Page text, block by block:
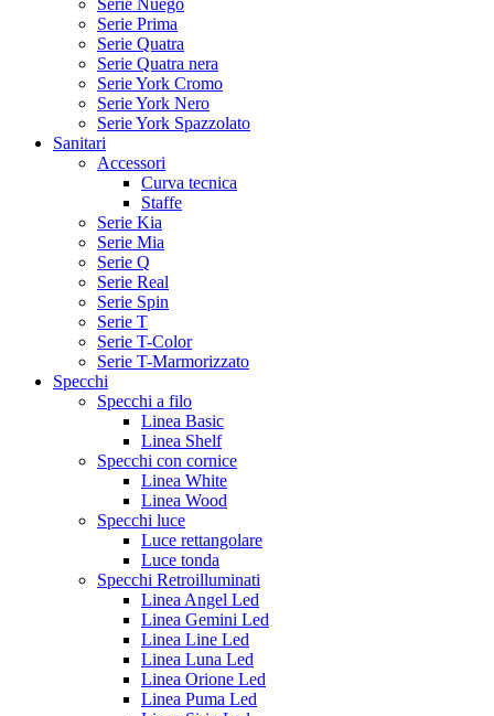
Serie Nuego
Serie Prima
Serie Quatra
Serie Quatra nera
Serie York Cromo
Serie York Nero
Serie York Spazzolato
Sanitari
Accessori
Curva tecnica
Staffe
Serie Kia
Serie Mia
Serie Q
Serie Real
Serie Spin
Serie T
Serie T-Color
Serie T-Marmorizzato
Specchi
Specchi a filo
Linea Basic
Linea Shelf
Specchi con cornice
Linea White
Linea Wood
Specchi luce
Luce rettangolare
Luce tonda
Specchi Retroilluminati
Linea Angel Led
Linea Gemini Led
Linea Line Led
Linea Luna Led
Linea Orione Led
Linea Puma Led